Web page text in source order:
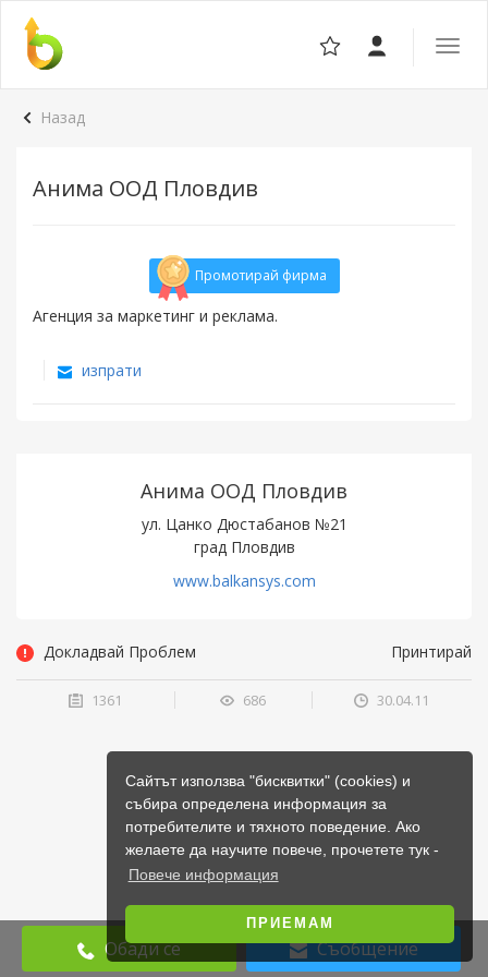
Сайтът използва "бисквитки" (cookies) и
събира определена информация за
потребителите и тяхното поведение. Ако
желаете да научите повече, прочетете тук -
Повече информация
ПРИЕМАМ
Назад
Анима ООД Пловдив
Промотирай фирма
Агенция за маркетинг и реклама.
изпрати
Анима ООД Пловдив
ул. Цанко Дюстабанов №21
град Пловдив
www.balkansys.com
Обади се Съобщение
Докладвай Проблем Принтирай
1361 686 30.04.11